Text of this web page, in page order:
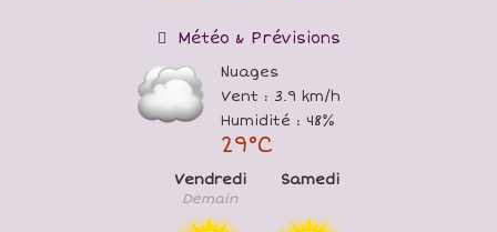
Météo & Prévisions
Nuages
Vent : 3.9 km/h
Humidité : 48%
29°C
Vendredi
Demain
Samedi